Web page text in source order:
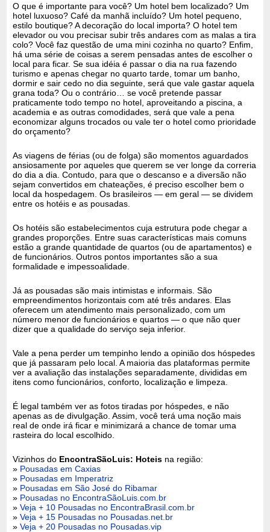
O que é importante para você? Um hotel bem localizado? Um
hotel luxuoso? Café da manhã incluído? Um hotel pequeno,
estilo boutique? A decoração do local importa? O hotel tem
elevador ou vou precisar subir três andares com as malas a tira
colo? Você faz questão de uma mini cozinha no quarto? Enfim,
há uma série de coisas a serem pensadas antes de escolher o
local para ficar. Se sua idéia é passar o dia na rua fazendo
turismo e apenas chegar no quarto tarde, tomar um banho,
dormir e sair cedo no dia seguinte, será que vale gastar aquela
grana toda? Ou o contrário… se você pretende passar
praticamente todo tempo no hotel, aproveitando a piscina, a
academia e as outras comodidades, será que vale a pena
economizar alguns trocados ou vale ter o hotel como prioridade
do orçamento?
As viagens de férias (ou de folga) são momentos aguardados
ansiosamente por aqueles que querem se ver longe da correria
do dia a dia. Contudo, para que o descanso e a diversão não
sejam convertidos em chateações, é preciso escolher bem o
local da hospedagem. Os brasileiros — em geral — se dividem
entre os hotéis e as pousadas.
Os hotéis são estabelecimentos cuja estrutura pode chegar a
grandes proporções. Entre suas características mais comuns
estão a grande quantidade de quartos (ou de apartamentos) e
de funcionários. Outros pontos importantes são a sua
formalidade e impessoalidade.
Já as pousadas são mais intimistas e informais. São
empreendimentos horizontais com até três andares. Elas
oferecem um atendimento mais personalizado, com um
número menor de funcionários e quartos — o que não quer
dizer que a qualidade do serviço seja inferior.
Vale a pena perder um tempinho lendo a opinião dos hóspedes
que já passaram pelo local. A maioria das plataformas permite
ver a avaliação das instalações separadamente, divididas em
itens como funcionários, conforto, localização e limpeza.
É legal também ver as fotos tiradas por hóspedes, e não
apenas as de divulgação. Assim, você terá uma noção mais
real de onde irá ficar e minimizará a chance de tomar uma
rasteira do local escolhido.
Vizinhos do EncontraSãoLuis: Hoteis na região:
» Pousadas em Caxias
» Pousadas em Imperatriz
» Pousadas em São José do Ribamar
» Pousadas no EncontraSãoLuis.com.br
»Veja + 10 Pousadas no EncontraBrasil.com.br
»Veja + 15 Pousadas no Pousadas.net.br
»Veja + 20 Pousadas no Pousadas.vip